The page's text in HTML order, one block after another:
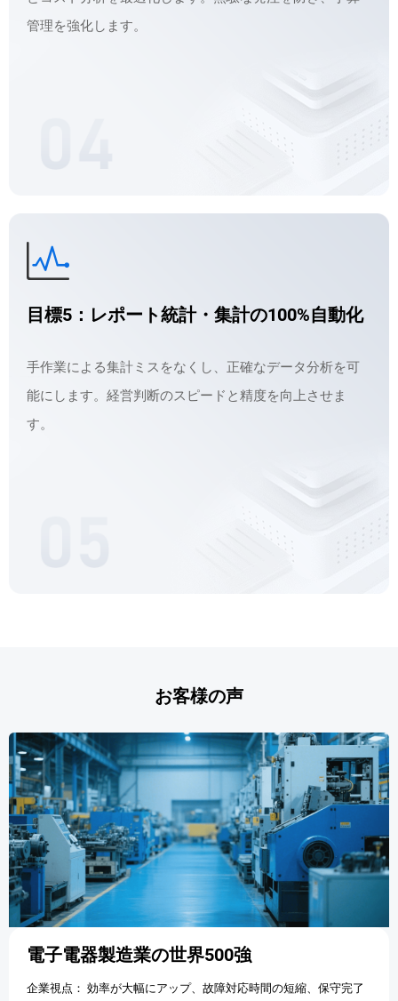
管理を強化します。
目標5：レポート統計・集計の100%自動化
手作業による集計ミスをなくし、正確なデータ分析を可
能にします。経営判断のスピードと精度を向上させま
す。
お客様の声
電子電器製造業の世界500強
企業視点： 効率が大幅にアップ、故障対応時間の短縮、保守完了